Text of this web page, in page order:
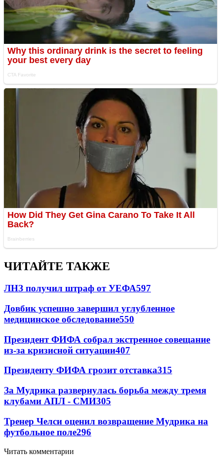
ЧИТАЙТЕ ТАКЖЕ
ЛНЗ получил штраф от УЕФА597
Довбик успешно завершил углубленное
медицинское обследование550
Президент ФИФА собрал экстренное совещание
из-за кризисной ситуации407
Президенту ФИФА грозит отставка315
За Мудрика развернулась борьба между тремя
клубами АПЛ - СМИ305
Тренер Челси оценил возвращение Мудрика на
футбольное поле296
Читать комментарии